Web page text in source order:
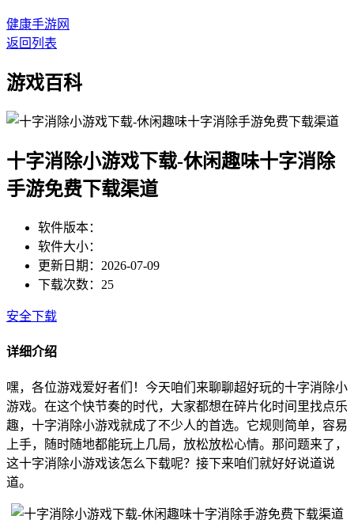
健康手游网
返回列表
游戏百科
十字消除小游戏下载-休闲趣味十字消除
手游免费下载渠道
软件版本：
软件大小：
更新日期：2026-07-09
下载次数：25
安全下载
详细介绍
嘿，各位游戏爱好者们！今天咱们来聊聊超好玩的十字消除小
游戏。在这个快节奏的时代，大家都想在碎片化时间里找点乐
趣，十字消除小游戏就成了不少人的首选。它规则简单，容易
上手，随时随地都能玩上几局，放松放松心情。那问题来了，
这十字消除小游戏该怎么下载呢？接下来咱们就好好说道说
道。